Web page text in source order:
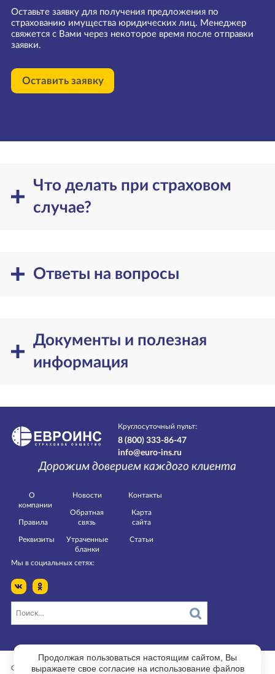
Оставьте заявку для получения предложения по
страхованию имущества юридических лиц. Менеджер
свяжется с Вами через некоторое время после отправки
заявки.
Оставить заявку
Что делать при страховом
случае?
Ответы на вопросы
Документы и полезная
информация
Круглосуточный пульт:
8 (800) 333-86-47
info@euro-ins.ru
Дорожим доверием каждого клиента
О
компании
Правила
Реквизиты
Новости
Обратная
связь
Утраченные
бланки
Контакты
Карта
сайта
Статьи
Мы в социальных сетях:
Страница изменена 15.03.2022 в 09:09.
Продолжая пользоваться настоящим сайтом, Вы
выражаете свое согласие на использование файлов